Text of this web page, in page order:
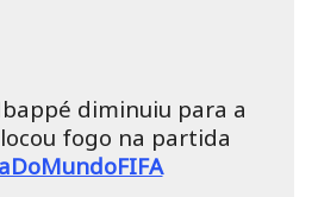
diminuiu para a
fogo na partida